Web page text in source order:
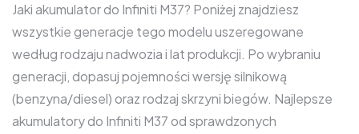
Jaki akumulator do Infiniti M37? Poniżej znajdziesz
wszystkie generacje tego modelu uszeregowane
według rodzaju nadwozia i lat produkcji. Po wybraniu
generacji, dopasuj pojemności wersję silnikową
(benzyna/diesel) oraz rodzaj skrzyni biegów. Najlepsze
akumulatory do Infiniti M37 od sprawdzonych